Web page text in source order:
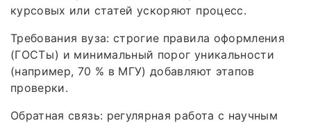
курсовых или статей ускоряют процесс.
Требования вуза: строгие правила оформления
(ГОСТы) и минимальный порог уникальности
(например, 70 % в МГУ) добавляют этапов
проверки.
Обратная связь: регулярная работа с научным